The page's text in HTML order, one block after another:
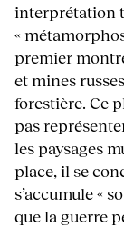
interprétation
«
premier
et mines
forestière. Ce
pas
les paysages
place, il se
s’accumule «
que la guerre